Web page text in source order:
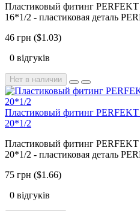
Пластиковый фитинг PERFEKT
16*1/2 - пластиковая деталь
46 грн ($1.03)
0 відгуків
Нет в наличии
Пластиковый фитинг PERFEKT
20*1/2
Пластиковый фитинг PERFEKT
20*1/2 - пластиковая деталь
75 грн ($1.66)
0 відгуків